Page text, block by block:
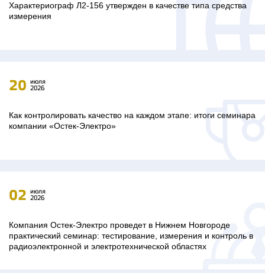
Характериограф Л2-156 утвержден в качестве типа средства
измерения
20 июля
2026
Как контролировать качество на каждом этапе: итоги семинара
компании «Остек-Электро»
02 июля
2026
Компания Остек-Электро проведет в Нижнем Новгороде
практический семинар: тестирование, измерения и контроль в
радиоэлектронной и электротехнической областях